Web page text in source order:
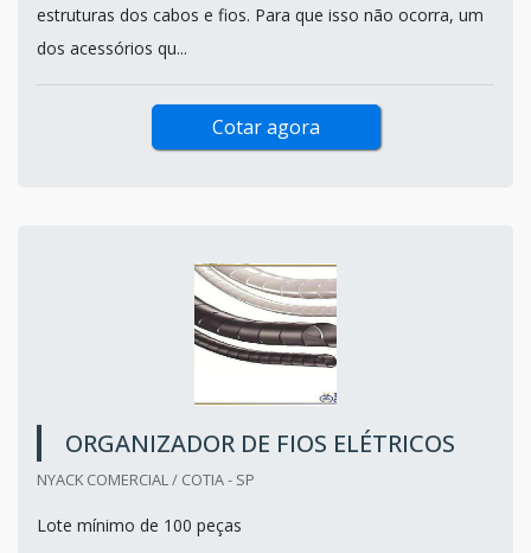
estruturas dos cabos e fios. Para que isso não ocorra, um
dos acessórios qu...
Cotar agora
ORGANIZADOR DE FIOS ELÉTRICOS
NYACK COMERCIAL / COTIA - SP
Lote mínimo de 100 peças